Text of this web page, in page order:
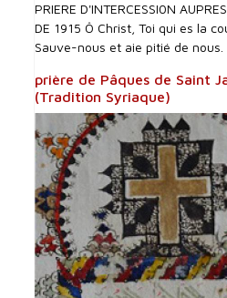
PRIERE D'INTERCESSI0N
DE 1915 Ô Christ, Toi qui es la
Sauve-nous et aie pitié de nous.
prière de Pâques de Saint
(Tradition Syriaque)